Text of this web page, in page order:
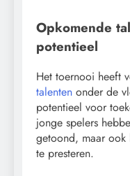
Opkomende
potentieel
Het toernooi heeft
talenten onder de
potentieel voor
jonge spelers
getoond, maar ook
te presteren.